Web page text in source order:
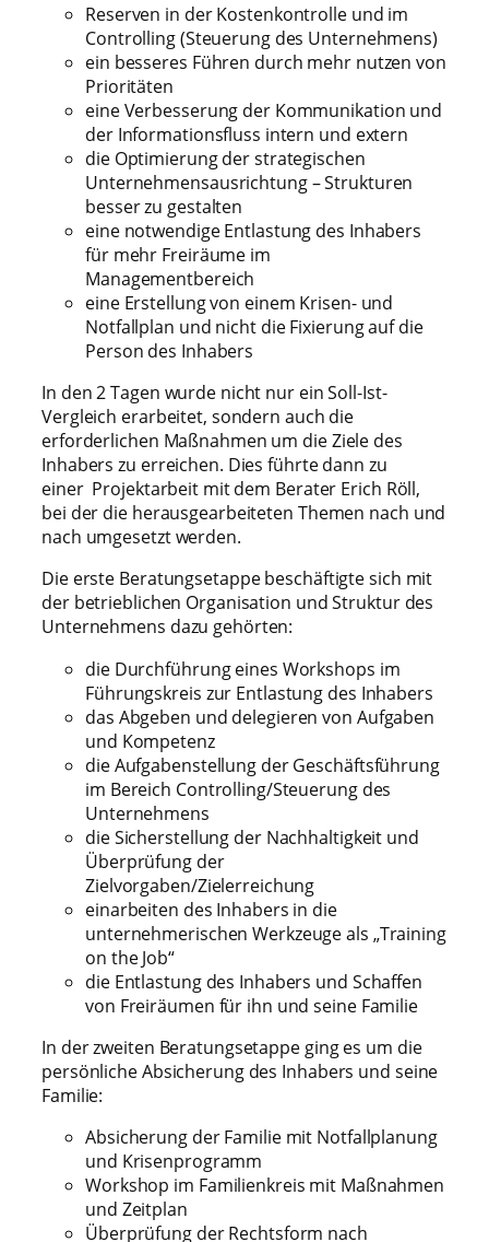
Reserven in der Kostenkontrolle und im
Controlling (Steuerung des Unternehmens)
ein besseres Führen durch mehr nutzen von
Prioritäten
eine Verbesserung der Kommunikation und
der Informationsfluss intern und extern
die Optimierung der strategischen
Unternehmensausrichtung – Strukturen
besser zu gestalten
eine notwendige Entlastung des Inhabers
für mehr Freiräume im
Managementbereich
eine Erstellung von einem Krisen- und
Notfallplan und nicht die Fixierung auf die
Person des Inhabers
In den 2 Tagen wurde nicht nur ein Soll-Ist-
Vergleich erarbeitet, sondern auch die
erforderlichen Maßnahmen um die Ziele des
Inhabers zu erreichen. Dies führte dann zu
einer Projektarbeit mit dem Berater Erich Röll,
bei der die herausgearbeiteten Themen nach und
nach umgesetzt werden.
Die erste Beratungsetappe beschäftigte sich mit
der betrieblichen Organisation und Struktur des
Unternehmens dazu gehörten:
die Durchführung eines Workshops im
Führungskreis zur Entlastung des Inhabers
das Abgeben und delegieren von Aufgaben
und Kompetenz
die Aufgabenstellung der Geschäftsführung
im Bereich Controlling/Steuerung des
Unternehmens
die Sicherstellung der Nachhaltigkeit und
Überprüfung der
Zielvorgaben/Zielerreichung
einarbeiten des Inhabers in die
unternehmerischen Werkzeuge als „Training
on the Job“
die Entlastung des Inhabers und Schaffen
von Freiräumen für ihn und seine Familie
In der zweiten Beratungsetappe ging es um die
persönliche Absicherung des Inhabers und seine
Familie:
Absicherung der Familie mit Notfallplanung
und Krisenprogramm
Workshop im Familienkreis mit Maßnahmen
und Zeitplan
Überprüfung der Rechtsform nach